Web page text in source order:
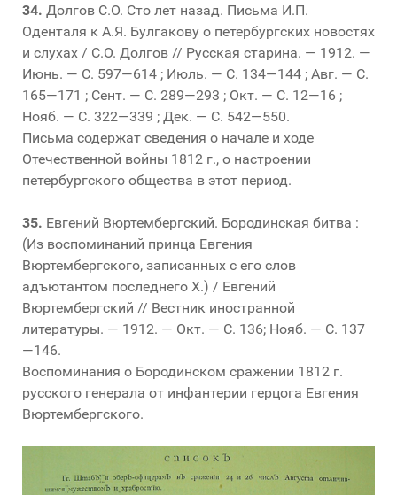
34. Долгов С.О. Сто лет назад. Письма И.П.
Оденталя к А.Я. Булгакову о петербургских новостях
и слухах / С.О. Долгов // Русская старина. — 1912. —
Июнь. — С. 597—614 ; Июль. — С. 134—144 ; Авг. — С.
165—171 ; Сент. — С. 289—293 ; Окт. — С. 12—16 ;
Нояб. — С. 322—339 ; Дек. — С. 542—550.
Письма содержат сведения о начале и ходе
Отечественной войны 1812 г., о настроении
петербургского общества в этот период.
35. Евгений Вюртембергский. Бородинская битва :
(Из воспоминаний принца Евгения
Вюртембергского, записанных с его слов
адъютантом последнего Х.) / Евгений
Вюртембергский // Вестник иностранной
литературы. — 1912. — Окт. — С. 136; Нояб. — С. 137
—146.
Воспоминания о Бородинском сражении 1812 г.
русского генерала от инфантерии герцога Евгения
Вюртембергского.